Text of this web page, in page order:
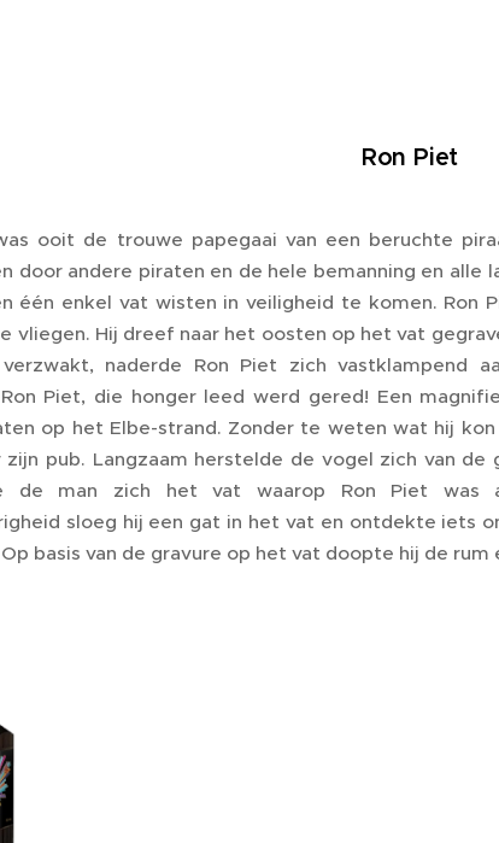
Ron Piet
ooit de trouwe papegaai van een beruchte
door andere piraten en de hele bemanning en alle
één enkel vat wisten in veiligheid te komen. Ron
vliegen. Hij dreef naar het oosten op het vat
naderde Ron Piet zich vastklampend
Ron Piet, die honger leed werd gered! Een
op het Elbe-strand. Zonder te weten wat hij
zijn pub. Langzaam herstelde de vogel zich van
de man zich het vat waarop Ron Piet was
sloeg hij een gat in het vat en ontdekte iets
basis van de gravure op het vat doopte hij de rum